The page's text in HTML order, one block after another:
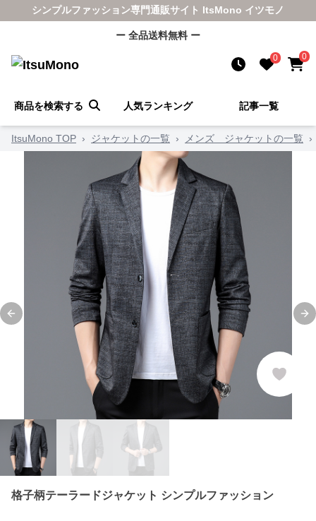
シンプルファッション専門通販サイト ItsMono イツモノ
ー 全品送料無料 ー
0 0
商品を検索する 人気ランキング 記事一覧
ItsuMono TOP › ジャケットの一覧 › メンズ ジャケットの一覧 ›
Previous slide
格子柄テーラードジャケット シンプルファッション